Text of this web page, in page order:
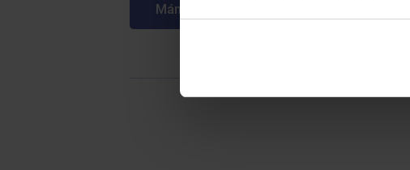
Mám zájem o tuto pozici